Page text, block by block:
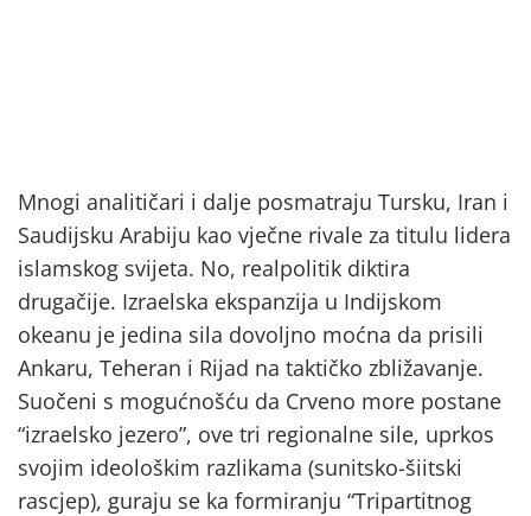
Mnogi analitičari i dalje posmatraju Tursku, Iran i
Saudijsku Arabiju kao vječne rivale za titulu lidera
islamskog svijeta. No, realpolitik diktira
drugačije. Izraelska ekspanzija u Indijskom
okeanu je jedina sila dovoljno moćna da prisili
Ankaru, Teheran i Rijad na taktičko zbližavanje.
Suočeni s mogućnošću da Crveno more postane
“izraelsko jezero”, ove tri regionalne sile, uprkos
svojim ideološkim razlikama (sunitsko-šiitski
rascjep), guraju se ka formiranju “Tripartitnog